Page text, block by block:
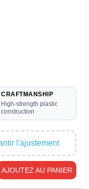
CRAFTMANSHIP
High-strength plastic
construction
l'ajustement
AJOUTEZ AU PANIER